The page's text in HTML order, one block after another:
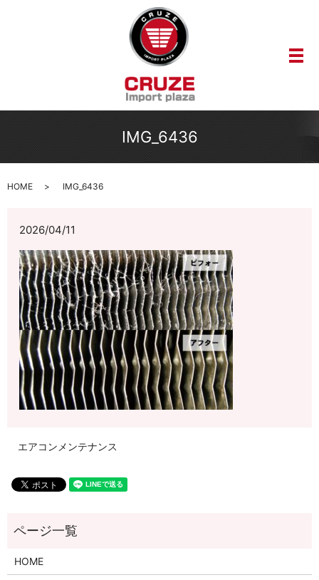
メ
IMG_6436
HOME IMG_6436
2026/04/11
エアコンメンテナンス
HOME